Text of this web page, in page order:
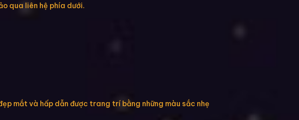
qua liên hệ phía dưới.
mắt và hấp dẫn được trang trí bằng những màu sắc nhẹ